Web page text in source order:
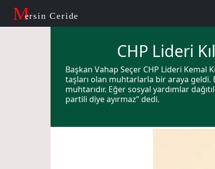
Mersin Ceride
CHP Lideri
Başkan Vahap Seçer CHP Lideri Kemal
taşları olan muhtarlarla bir araya geldi.
muhtarıdır. Eğer sosyal yardımlar
partili diye ayırmaz” dedi.